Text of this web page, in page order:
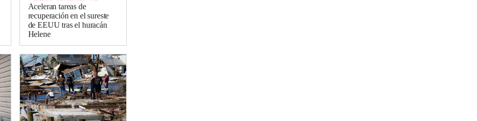
Aceleran tareas de
recuperación en el sureste
de EEUU tras el huracán
Helene